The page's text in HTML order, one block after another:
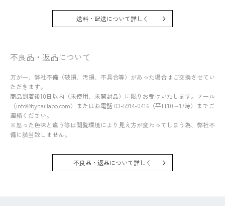
送料・配送について詳しく
不良品・返品について
万が一、弊社不備（破損、汚損、不具合等）があった場合はご交換させてい
ただきます。
商品到着後10日以内（未使用、未開封品）に限りお受けいたします。メール
（info@bynaillabo.com）またはお電話 03-5914-0416（平日10～17時）までご
連絡ください。
※思った色味と違う等は閲覧環境により見え方が変わってしまう為、弊社不
備に該当致しません。
不良品・返品について詳しく